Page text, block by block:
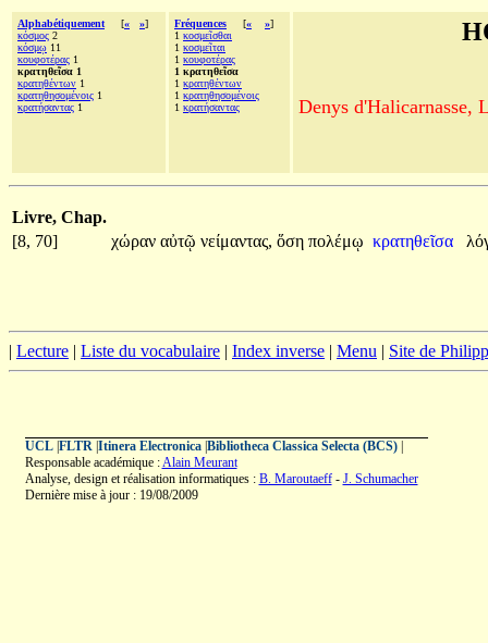
Alphabétiquement [« »]
κόσμος 2
κόσμῳ 11
κουφοτέρας 1
κρατηθεῖσα 1
κρατηθέντων 1
κρατηθησομένοις 1
κρατήσαντας 1
Fréquences [« »]
1 κοσμεῖσθαι
1 κοσμεῖται
1 κουφοτέρας
1 κρατηθεῖσα
1 κρατηθέντων
1 κρατηθησομένοις
1 κρατήσαντας Denys d'Halicarnasse,
Livre, Chap.
[8, 70]
χώραν αὐτῷ νείμαντας, ὅση πολέμῳ κρατηθεῖσα
| Lecture | Liste du vocabulaire | Index inverse | Menu | Site de
UCL| FLTR| Itinera Electronica| Bibliotheca Classica Selecta (BCS)|
Responsable académique :Alain Meurant
Analyse, design et réalisation informatiques : B. Maroutaeff- J. Schumacher
Dernière mise à jour : 19/08/2009